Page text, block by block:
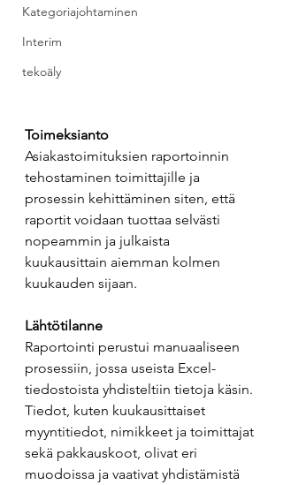
Kategoriajohtaminen
Interim
tekoäly
Toimeksianto
Asiakastoimituksien raportoinnin
tehostaminen toimittajille ja
prosessin kehittäminen siten, että
raportit voidaan tuottaa selvästi
nopeammin ja julkaista
kuukausittain aiemman kolmen
kuukauden sijaan.
Lähtötilanne
Raportointi perustui manuaaliseen
prosessiin, jossa useista Excel-
tiedostoista yhdisteltiin tietoja käsin.
Tiedot, kuten kuukausittaiset
myyntitiedot, nimikkeet ja toimittajat
sekä pakkauskoot, olivat eri
muodoissa ja vaativat yhdistämistä